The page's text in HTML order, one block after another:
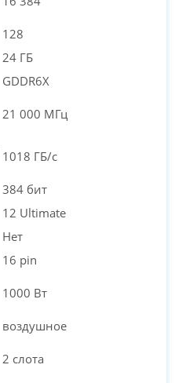
128
24 ГБ
GDDR6X
21 000 МГц
1018 ГБ/с
384 бит
12 Ultimate
Нет
16 pin
1000 Вт
воздушное
2 слота